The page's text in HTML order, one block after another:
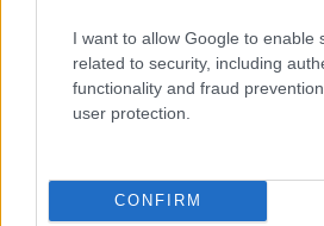
I want to allow Google to enable
related to security, including
functionality and fraud
user protection.
CONFIRM
LIFESTYLE